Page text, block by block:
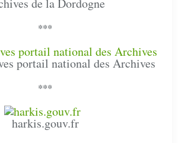
***
portail national des Archives
***
harkis.gouv.fr